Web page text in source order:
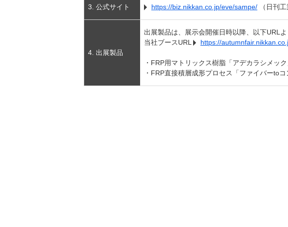
3. 公式サイト https://biz.nikkan.co.jp/eve/sampe/ （日刊
4. 出展製品
出展製品は、展示会開催日時以降、以下URLよ
当社ブースURL
https://
・FRP用マトリックス樹脂「アデカラシメッ
・FRP直接積層成形プロセス「ファイバーto